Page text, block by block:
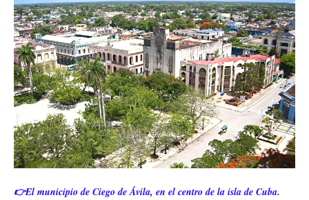
👉El municipio de Ciego de Ávila, en el centro de la isla de Cuba.